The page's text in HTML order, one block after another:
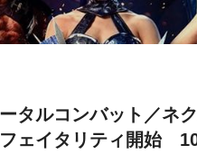
ータルコンバット／ネ
ェイタリティ開始